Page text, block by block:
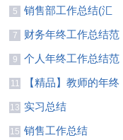
结
5
销售部工作总结(汇
编15篇)
7
财务年终工作总结范
文汇编六篇
9
个人年终工作总结范
文
11
【精品】教师的年终
总结模板汇编八篇
13 实习总结
15 销售工作总结